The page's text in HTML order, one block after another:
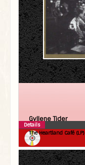
Gyllene Tider
The Heartland Café (LP)
Details